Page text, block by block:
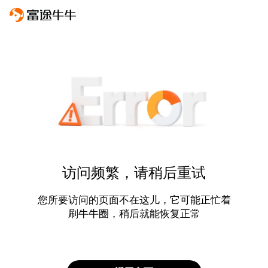
访问频繁，请稍后重试
您所要访问的页面不在这儿，它可能正忙着
刷牛牛圈，稍后就能恢复正常